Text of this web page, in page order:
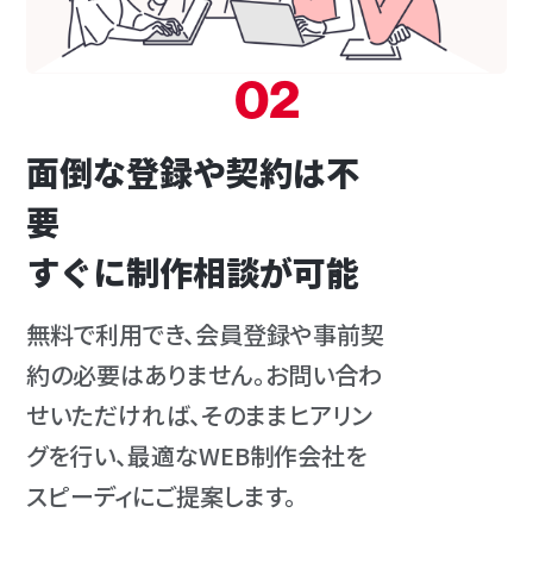
02
面倒な登録や契約は不
要
すぐに制作相談が可能
無料で利用でき、会員登録や事前契
約の必要はありません。お問い合わ
せいただければ、そのままヒアリン
グを行い、最適なWEB制作会社を
スピーディにご提案します。